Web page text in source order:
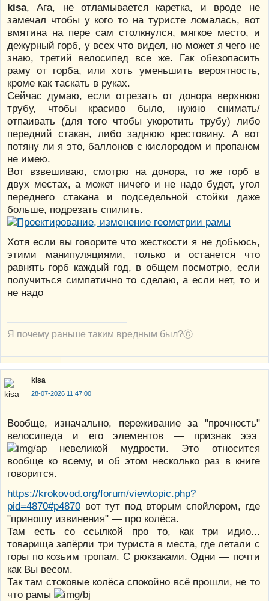
kisa, Ага, не отламывается каретка, и вроде не
замечал чтобы у кого то на туристе ломалась, вот
вмятина на пере сам столкнулся, мягкое место, и
дежурный горб, у всех что видел, но может я чего не
знаю, третий велосипед все же. Гак обезопасить
раму от горба, или хоть уменьшить вероятность,
кроме как таскать в руках.
Сейчас думаю, если отрезать от донора верхнюю
трубу, чтобы красиво было, нужно снимать/
отпаивать (для того чтобы укоротить трубу) либо
передний стакан, либо заднюю крестовину. А вот
потяну ли я это, баллонов с кислородом и пропаном
не имею.
Вот взвешиваю, смотрю на донора, то же горб в
двух местах, а может ничего и не надо будет, угол
переднего стакана и подседельной стойки даже
больше, подрезать спилить.
Хотя если вы говорите что жесткости я не добьюсь,
этими манипуляциями, только и останется что
равнять горб каждый год, в общем посмотрю, если
получиться симпатично то сделаю, а если нет, то и
не надо
Я почему раньше таким вредным был?ⓒ
kisa
28-07-2026 11:47:00
Вообще, изначально, переживание за "прочность"
велосипеда и его элементов — признак эээ
невеликой мудрости. Это относится
вообще ко всему, и об этом несколько раз в книге
говорится.
https://krokovod.org/forum/viewtopic.php?
pid=4870#p4870 вот тут под вторым спойлером, где
"приношу извинения" — про колёса.
Там есть со ссылкой про то, как триидио...
товарища запёрли три туриста в места, где летали с
горы по козьим тропам. С рюкзаками. Одни — почти
как Вы весом.
Так там стоковые колёса спокойно всё прошли, не то
что рамы